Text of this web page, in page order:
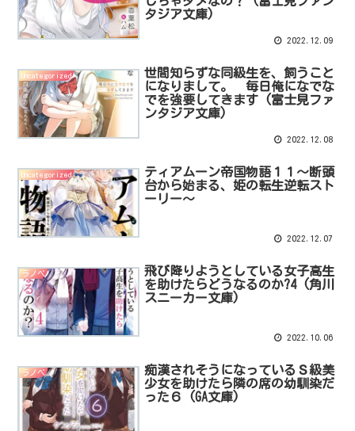
タジア文庫)
2022.12.09
Uncategorized
世間知らずな同級生を、飼うこと
になりまして。 毎日俺になでな
でを強要してきます (富士見ファ
ンタジア文庫)
2022.12.08
Uncategorized
ティアムーン帝国物語１１～断頭
台から始まる、姫の転生逆転スト
ーリー～
2022.12.07
ラノベ
飛び降りようとしている女子高生
を助けたらどうなるのか?4 (角川
スニーカー文庫)
2022.10.06
ラノベ
痴漢されそうになっているＳ級美
少女を助けたら隣の席の幼馴染だ
った６ (GA文庫)